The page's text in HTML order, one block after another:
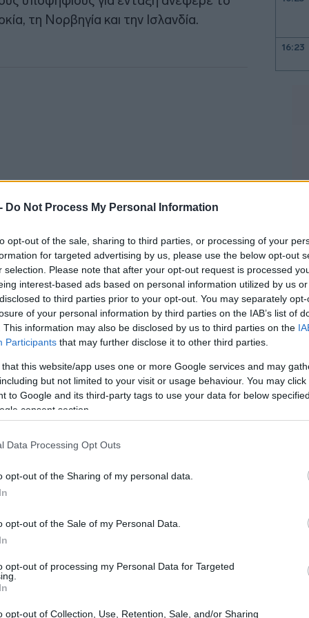
Do Not Process My Personal Information
opt-out of the sale, sharing to third parties, or processing of your
for targeted advertising by us, please use the below opt-out
selection. Please note that after your opt-out request is processed
interest-based ads based on personal information utilized by us
to third parties prior to your opt-out. You may separately
of your personal information by third parties on the IAB’s list of
This information may also be disclosed by us to third parties on the
Participants that may further disclose it to other third parties.
that this website/app uses one or more Google services and may
but not limited to your visit or usage behaviour. You may
to Google and its third-party tags to use your data for below
consent section.
Data Processing Opt Outs
opt-out of the Sharing of my personal data.
opt-out of the Sale of my Personal Data.
opt-out of processing my Personal Data for Targeted
opt-out of Collection, Use, Retention, Sale, and/or Sharing
τη Νορβηγία και την Ισλανδία.
κατά την οποία οι ενέργειες της
τον πόλεμο της Ρωσίας κατά της
να επανεξετάσουν τα οφέλη της
Ένωση.
Power Summit, σχολίασε ότι «το
της Ε.Ε. «είναι αρκετά σύντομο, διότι
και ίσως όταν, δεν ξέρω πότε,
ο κόσμος θα πάψει να κινείται με την
με δευτερεύοντα και περιττά
16:23
16:08
16:04
16:03
15:51
15:37